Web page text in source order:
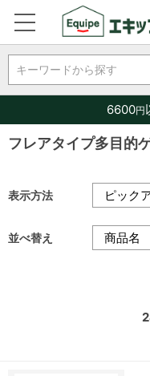
キーワードから探す
6600円
フレアタイプ多目的
表示方法
並べ替え